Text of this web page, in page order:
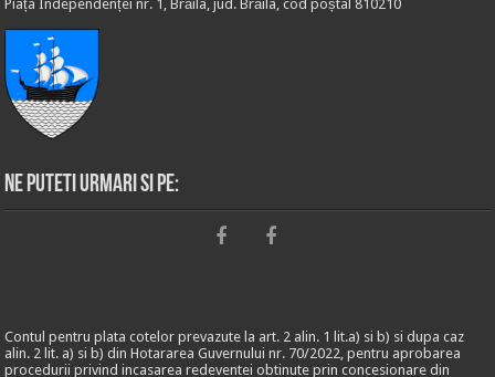
Piața Independenței nr. 1, Brăila, jud. Brăila, cod poștal 810210
Ne puteti urmari si pe:
Contul pentru plata cotelor prevazute la art. 2 alin. 1 lit.a) si b) si dupa caz
alin. 2 lit. a) si b) din Hotararea Guvernului nr. 70/2022, pentru aprobarea
procedurii privind incasarea redeventei obtinute prin concesionare din